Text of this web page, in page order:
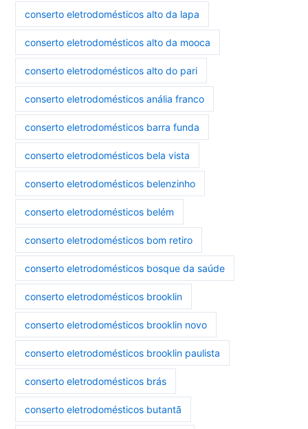
conserto eletrodomésticos alto da lapa
conserto eletrodomésticos alto da mooca
conserto eletrodomésticos alto do pari
conserto eletrodomésticos anália franco
conserto eletrodomésticos barra funda
conserto eletrodomésticos bela vista
conserto eletrodomésticos belenzinho
conserto eletrodomésticos belém
conserto eletrodomésticos bom retiro
conserto eletrodomésticos bosque da saúde
conserto eletrodomésticos brooklin
conserto eletrodomésticos brooklin novo
conserto eletrodomésticos brooklin paulista
conserto eletrodomésticos brás
conserto eletrodomésticos butantã